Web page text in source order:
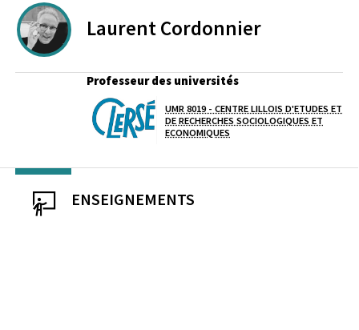
LaurentCordonnier
Professeur des universités
Laboratoire / équipe
UMR 8019 - CENTRE LILLOIS D'ETUDES ET
DE RECHERCHES SOCIOLOGIQUES ET
ECONOMIQUES
ENSEIGNEMENTS